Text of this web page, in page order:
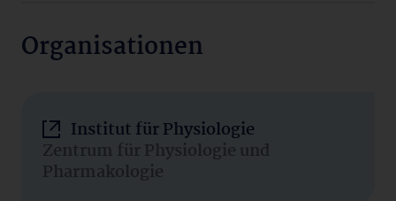
Organisationen
Institut für Physiologie
Zentrum für Physiologie und
Pharmakologie